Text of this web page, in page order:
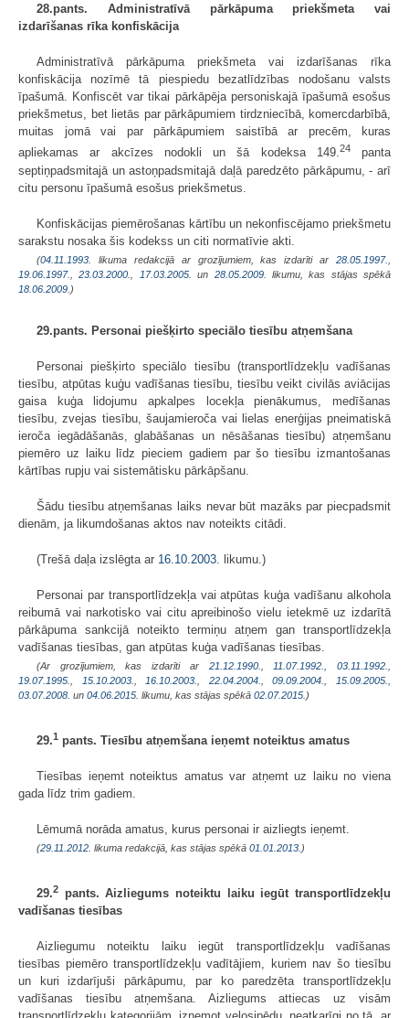
28.pants. Administratīvā pārkāpuma priekšmeta vai
izdarīšanas rīka konfiskācija
Administratīvā pārkāpuma priekšmeta vai izdarīšanas rīka
konfiskācija nozīmē tā piespiedu bezatlīdzības nodošanu valsts
īpašumā. Konfiscēt var tikai pārkāpēja personiskajā īpašumā esošus
priekšmetus, bet lietās par pārkāpumiem tirdzniecībā, komercdarbībā,
muitas jomā vai par pārkāpumiem saistībā ar precēm, kuras
apliekamas ar akcīzes nodokli un šā kodeksa 149.24panta
septiņpadsmitajā un astoņpadsmitajā daļā paredzēto pārkāpumu, - arī
citu personu īpašumā esošus priekšmetus.
Konfiskācijas piemērošanas kārtību un nekonfiscējamo priekšmetu
sarakstu nosaka šis kodekss un citi normatīvie akti.
(04.11.1993 . likuma redakcijā ar grozījumiem, kas izdarīti ar 28.05.1997.
19.06.1997.
,23.03.2000. 17.03.2005. un 28.05.2009. likumu, kas stājas spēkā
18.06.2009. )
29.pants. Personai piešķirto speciālo tiesību atņemšana
Personai piešķirto speciālo tiesību (transportlīdzekļu vadīšanas
tiesību, atpūtas kuģu vadīšanas tiesību, tiesību veikt civilās aviācijas
gaisa kuģa lidojumu apkalpes locekļa pienākumus, medīšanas
tiesību, zvejas tiesību, šaujamieroča vai lielas enerģijas pneimatiskā
ieroča iegādāšanās, glabāšanas un nēsāšanas tiesību) atņemšanu
piemēro uz laiku līdz pieciem gadiem par šo tiesību izmantošanas
kārtības rupju vai sistemātisku pārkāpšanu.
Šādu tiesību atņemšanas laiks nevar būt mazāks par piecpadsmit
dienām, ja likumdošanas aktos nav noteikts citādi.
(Trešā daļa izslēgta ar 16.10.2003 . likumu.)
Personai par transportlīdzekļa vai atpūtas kuģa vadīšanu alkohola
reibumā vai narkotisko vai citu apreibinošo vielu ietekmē uz izdarītā
pārkāpuma sankcijā noteikto termiņu atņem gan transportlīdzekļa
vadīšanas tiesības, gan atpūtas kuģa vadīšanas tiesības.
(Ar grozījumiem, kas izdarīti ar 21.12.1990. 11.07.1992. ,03.11.1992.
19.07.1995.
15.10.2003. 16.10.2003. 22.04.2004. ,09.09.2004. 15.09.2005.
03.07.2008. un 04.06.2015 . likumu, kas stājas spēkā 02.07.2015. )
29.1 pants. Tiesību atņemšana ieņemt noteiktus amatus
Tiesības ieņemt noteiktus amatus var atņemt uz laiku no viena
gada līdz trim gadiem.
Lēmumā norāda amatus, kurus personai ir aizliegts ieņemt.
(29.11.2012 . likuma redakcijā, kas stājas spēkā 01.01.2013. )
29.2
pants. Aizliegums noteiktu laiku iegūt transportlīdzekļu
vadīšanas tiesības
Aizliegumu noteiktu laiku iegūt transportlīdzekļu vadīšanas
tiesības piemēro transportlīdzekļu vadītājiem, kuriem nav šo tiesību
un kuri izdarījuši pārkāpumu, par ko paredzēta transportlīdzekļu
vadīšanas tiesību atņemšana. Aizliegums attiecas uz visām